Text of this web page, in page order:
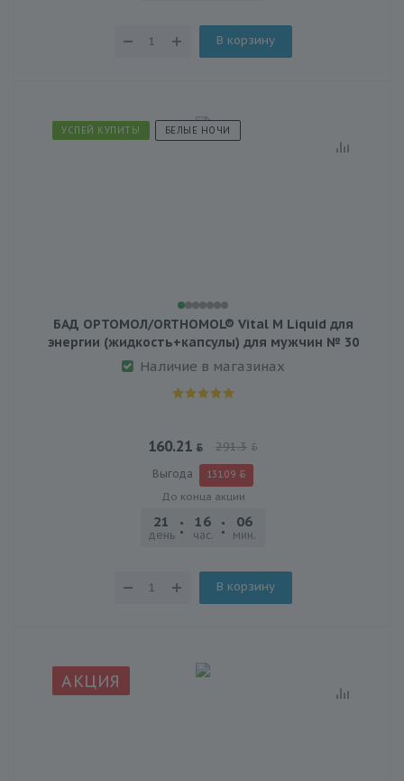
В корзину
УСПЕЙ КУПИТЬ! БЕЛЫЕ НОЧИ
БАД ОРТОМОЛ/ORTHOMOL® Vital M Liquid для
энергии (жидкость+капсулы) для мужчин № 30
Наличие в магазинах
160.21 291.3
Выгода 131.09
До конца акции
21
день
16
час.
06
мин.
В корзину
АКЦИЯ